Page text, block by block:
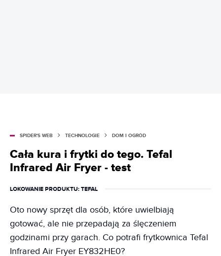
SPIDER'S WEB TECHNOLOGIE DOM I OGRÓD
Cała kura i frytki do tego. Tefal
Infrared Air Fryer - test
LOKOWANIE PRODUKTU: TEFAL
Oto nowy sprzęt dla osób, które uwielbiają
gotować, ale nie przepadają za ślęczeniem
godzinami przy garach. Co potrafi frytkownica Tefal
Infrared Air Fryer EY832HE0?